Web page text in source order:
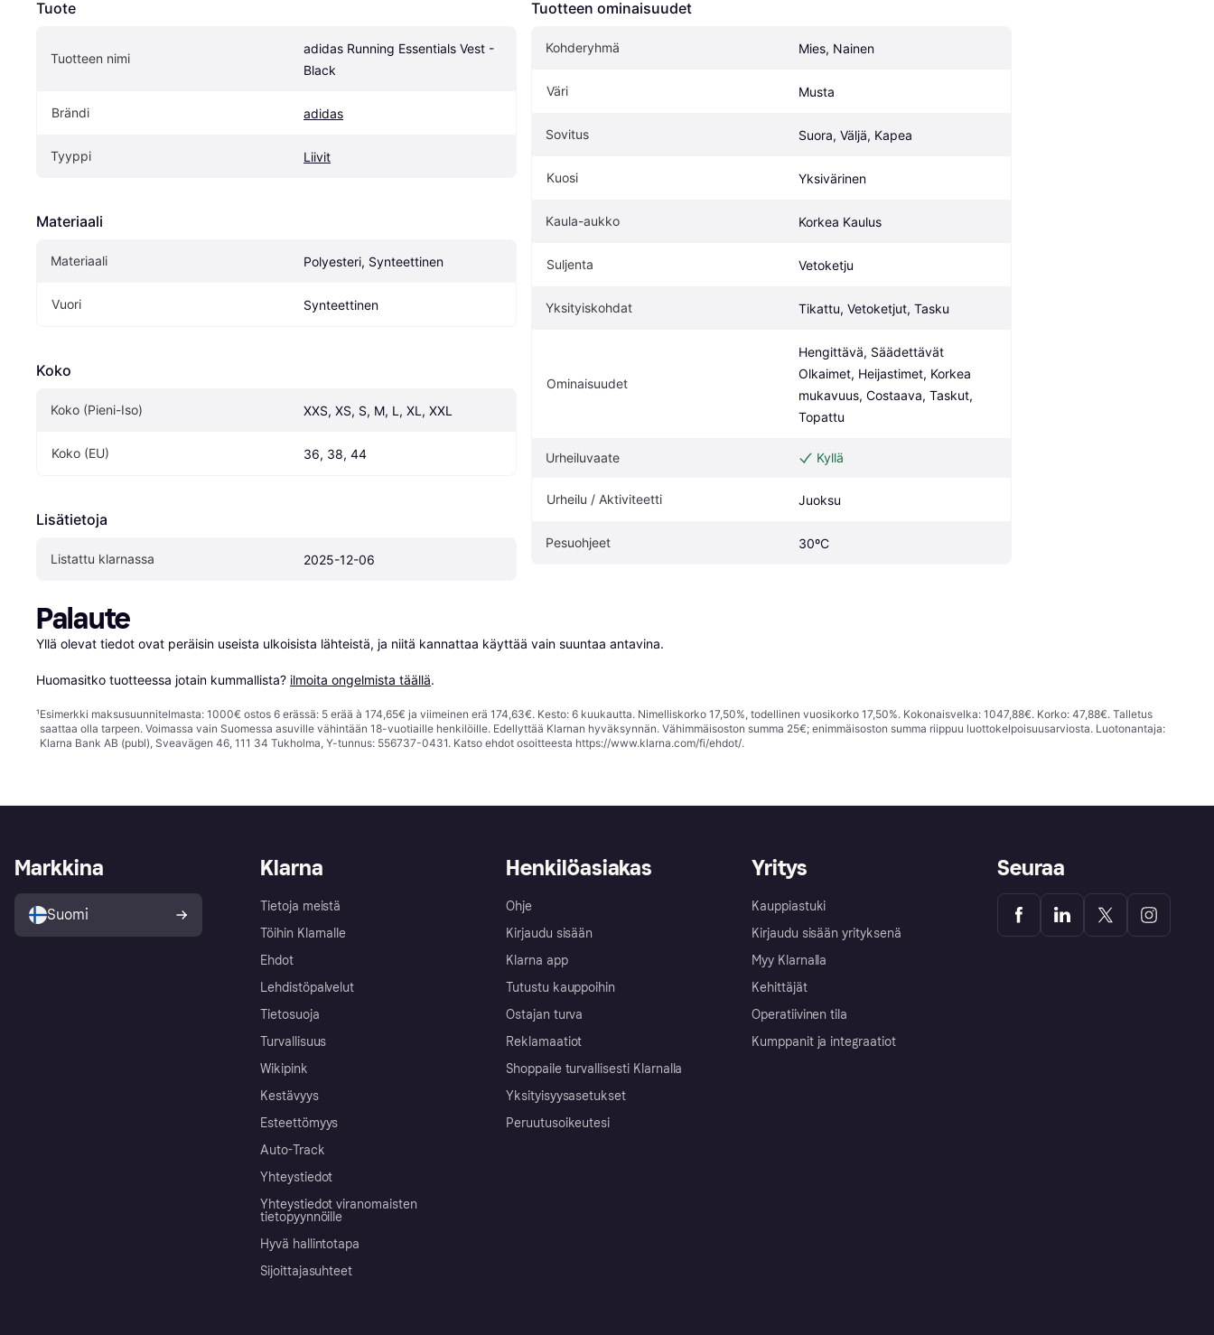
Tuote
Tuotteen nimi
adidas Running Essentials Vest -
Black
Brändi adidas
Tyyppi Liivit
Materiaali
Materiaali Polyesteri, Synteettinen
Vuori Synteettinen
Koko
Koko (Pieni-Iso) XXS, XS, S, M, L, XL, XXL
Koko (EU) 36, 38, 44
Lisätietoja
Listattu klarnassa 2025-12-06
Tuotteen ominaisuudet
Kohderyhmä Mies, Nainen
Väri Musta
Sovitus Suora, Väljä, Kapea
Kuosi Yksivärinen
Kaula-aukko Korkea Kaulus
Suljenta Vetoketju
Yksityiskohdat Tikattu, Vetoketjut, Tasku
Ominaisuudet
Hengittävä, Säädettävät
Olkaimet, Heijastimet, Korkea
mukavuus, Costaava, Taskut,
Topattu
Urheiluvaate Kyllä
Urheilu / Aktiviteetti Juoksu
Pesuohjeet 30ºC
Palaute
Yllä olevat tiedot ovat peräisin useista ulkoisista lähteistä, ja niitä kannattaa käyttää vain suuntaa antavina.
Huomasitko tuotteessa jotain kummallista? ilmoita ongelmista täällä.
¹Esimerkki maksusuunnitelmasta: 1000€ ostos 6 erässä: 5 erää à 174,65€ ja viimeinen erä 174,63€. Kesto: 6 kuukautta. Nimelliskorko 17,50%, todellinen vuosikorko 17,50%. Kokonaisvelka: 1047,88€. Korko: 47,88€. Talletus
saattaa olla tarpeen. Voimassa vain Suomessa asuville vähintään 18-vuotiaille henkilöille. Edellyttää Klarnan hyväksynnän. Vähimmäisoston summa 25€; enimmäisoston summa riippuu luottokelpoisuusarviosta. Luotonantaja:
Klarna Bank AB (publ), Sveavägen 46, 111 34 Tukholma, Y-tunnus: 556737-0431. Katso ehdot osoitteesta https://www.klarna.com/fi/ehdot/.
Klarna
Tietoja meistä
Töihin Klarnalle
Ehdot
Lehdistöpalvelut
Tietosuoja
Turvallisuus
Wikipink
Kestävyys
Esteettömyys
Auto-Track
Yhteystiedot
Yhteystiedot viranomaisten
tietopyynnöille
Hyvä hallintotapa
Sijoittajasuhteet
Henkilöasiakas
Ohje
Kirjaudu sisään
Klarna app
Tutustu kauppoihin
Ostajan turva
Reklamaatiot
Shoppaile turvallisesti Klarnalla
Yksityisyysasetukset
Peruutusoikeutesi
Yritys
Kauppiastuki
Kirjaudu sisään yrityksenä
Myy Klarnalla
Kehittäjät
Operatiivinen tila
Kumppanit ja integraatiot
Markkina
Suomi
Seuraa